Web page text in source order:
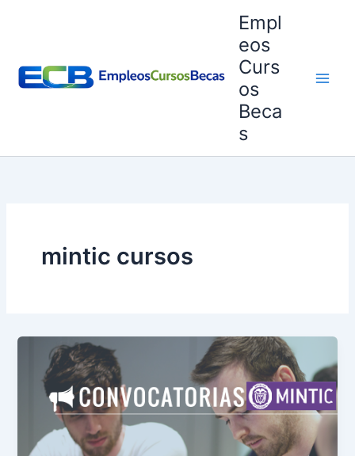
Empl
eos
Curs
os
Beca
s
mintic cursos